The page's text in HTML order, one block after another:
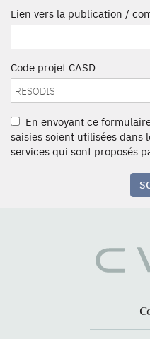
Lien vers la publication /
Code projet CASD
En envoyant ce
saisies soient utilisées dans
services qui sont proposés